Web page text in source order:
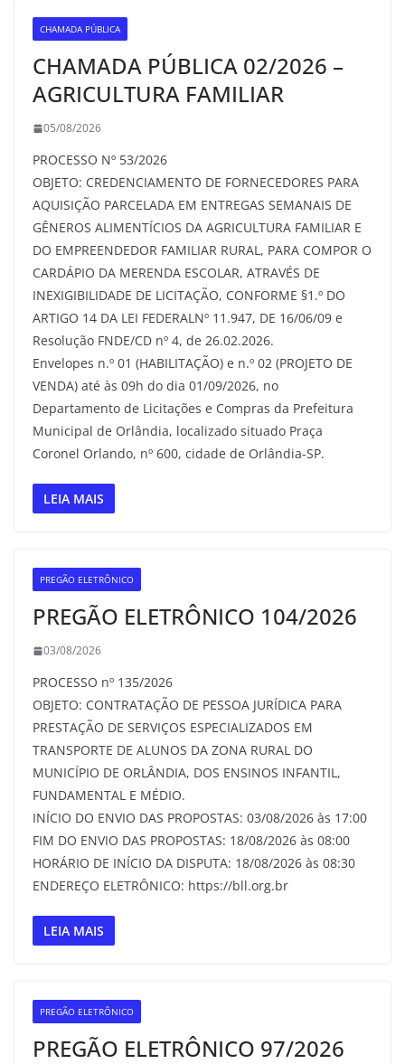
CHAMADA PÚBLICA
CHAMADA PÚBLICA 02/2026 –
AGRICULTURA FAMILIAR
05/08/2026
PROCESSO Nº 53/2026
OBJETO: CREDENCIAMENTO DE FORNECEDORES PARA
AQUISIÇÃO PARCELADA EM ENTREGAS SEMANAIS DE
GÊNEROS ALIMENTÍCIOS DA AGRICULTURA FAMILIAR E
DO EMPREENDEDOR FAMILIAR RURAL, PARA COMPOR O
CARDÁPIO DA MERENDA ESCOLAR, ATRAVÉS DE
INEXIGIBILIDADE DE LICITAÇÃO, CONFORME §1.º DO
ARTIGO 14 DA LEI FEDERALNº 11.947, DE 16/06/09 e
Resolução FNDE/CD nº 4, de 26.02.2026.
Envelopes n.º 01 (HABILITAÇÃO) e n.º 02 (PROJETO DE
VENDA) até às 09h do dia 01/09/2026, no
Departamento de Licitações e Compras da Prefeitura
Municipal de Orlândia, localizado situado Praça
Coronel Orlando, nº 600, cidade de Orlândia-SP.
LEIA MAIS
PREGÃO ELETRÔNICO
PREGÃO ELETRÔNICO 104/2026
03/08/2026
PROCESSO nº 135/2026
OBJETO: CONTRATAÇÃO DE PESSOA JURÍDICA PARA
PRESTAÇÃO DE SERVIÇOS ESPECIALIZADOS EM
TRANSPORTE DE ALUNOS DA ZONA RURAL DO
MUNICÍPIO DE ORLÂNDIA, DOS ENSINOS INFANTIL,
FUNDAMENTAL E MÉDIO.
INÍCIO DO ENVIO DAS PROPOSTAS: 03/08/2026 às 17:00
FIM DO ENVIO DAS PROPOSTAS: 18/08/2026 às 08:00
HORÁRIO DE INÍCIO DA DISPUTA: 18/08/2026 às 08:30
ENDEREÇO ELETRÔNICO: https://bll.org.br
LEIA MAIS
PREGÃO ELETRÔNICO
PREGÃO ELETRÔNICO 97/2026